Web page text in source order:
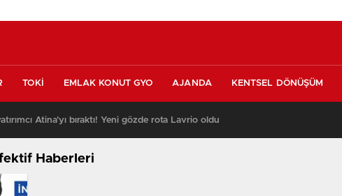
TOKİ EMLAK KONUT GYO AJANDA KENTSEL DÖNÜŞÜM
Atina’yı bıraktı! Yeni gözde rota Lavrio oldu
Haberleri